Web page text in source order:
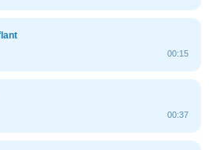
00:15
00:37